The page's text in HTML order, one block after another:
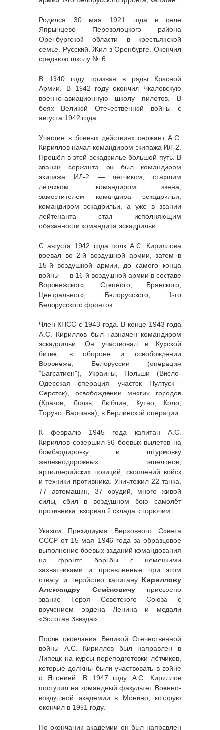
Родился 30 мая 1921 года в селе
Япрынцево Переволоцкого района
Оренбургской области в крестьянской
семье. Русский. Жил в Оренбурге. Окончил
среднюю школу № 6.
В 1940 году призван в ряды Красной
Армии. В 1942 году окончил Чкаловскую
военно-авиационную школу пилотов. В
боях Великой Отечественной войны с
августа 1942 года.
Участие в боевых действиях сержант А.С.
Кириллов начал командиром экипажа ИЛ-2.
Прошёл в этой эскадрилье большой путь. В
звании сержанта он был командиром
экипажа ИЛ-2 — лётчиком, старшим
лётчиком, командиром звена,
заместителем командира эскадрильи,
командиром эскадрильи, а уже в звании
лейтенанта стал исполняющим
обязанности командира эскадрильи.
С августа 1942 года полк А.С. Кириллова
воевал во 2-й воздушной армии, затем в
15-й воздушной армии, до самого конца
войны — в 16-й воздушной армии в составе
Воронежского, Степного, Брянского,
Центрального, Белорусского, 1-го
Белорусского фронтов.
Член КПСС с 1943 года. В конце 1943 года
А.С. Кириллов был назначен командиром
эскадрильи. Он участвовал в Курской
битве, в обороне и освобождении
Воронежа, Белоруссии (операция
"Багратион"), Украины, Польши (Висло-
Одерская операция, участок Пултуск—
Серотск), освобождении многих городов
(Краков, Лодзь, Люблин, Кутно, Коло,
Торуно, Варшава), в Берлинской операции.
К февралю 1945 года капитан А.С.
Кириллов совершил 96 боевых вылетов на
бомбардировку и штурмовку
железнодорожных эшелонов,
артиллерийских позиций, скоплений войск
и техники противника. Уничтожил 22 танка,
77 автомашин, 37 орудий, много живой
силы, сбил в воздушном бою самолёт
противника, взорвал 2 склада с горючим.
Указом Президиума Верховного Совета
СССР от 15 мая 1946 года за образцовое
выполнение боевых заданий командования
на фронте борьбы с немецкими
захватчиками и проявленные при этом
отвагу и геройство капитану Кириллову
Александру Семёновичуприсвоено
звание Героя Советского Союза с
вручением ордена Ленина и медали
«Золотая Звезда».
После окончания Великой Отечественной
войны А.С. Кириллов был направлен в
Липецк на курсы переподготовки лётчиков,
которые должны были участвовать в войне
с Японией. В 1947 году А.С. Кириллов
поступил на командный факультет Военно-
воздушной академии в Монино, которую
окончил в 1951 году.
По окончании академии он был направлен